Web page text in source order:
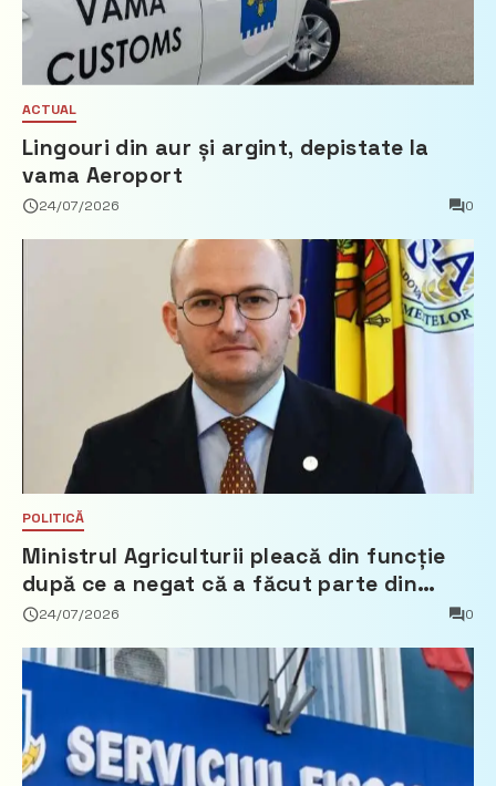
ACTUAL
Lingouri din aur și argint, depistate la
vama Aeroport
24/07/2026 0
POLITICĂ
Ministrul Agriculturii pleacă din funcție
după ce a negat că a făcut parte din
Partidul Democrat
24/07/2026 0